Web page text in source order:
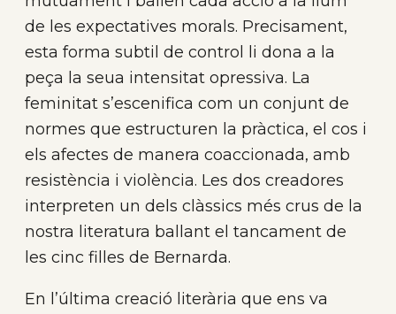
de les expectatives morals. Precisament,
esta forma subtil de control li dona a la
peça la seua intensitat opressiva. La
feminitat s’escenifica com un conjunt de
normes que estructuren la pràctica, el cos i
els afectes de manera coaccionada, amb
resistència i violència. Les dos creadores
interpreten un dels clàssics més crus de la
nostra literatura ballant el tancament de
les cinc filles de Bernarda.
En l’última creació literària que ens va